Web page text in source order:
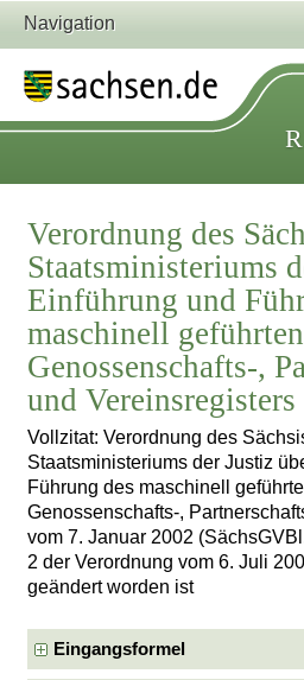
Navigation
Verordnung des
Staatsministeriums
Einführung und
maschinell
Genossenschafts-,
und Vereinsregisters
Vollzitat: Verordnung des
Staatsministeriums der Justiz
Führung des maschinell
Genossenschafts-,
vom 7. Januar 2002
2 der Verordnung vom 6. Juli
geändert worden ist
Eingangsformel